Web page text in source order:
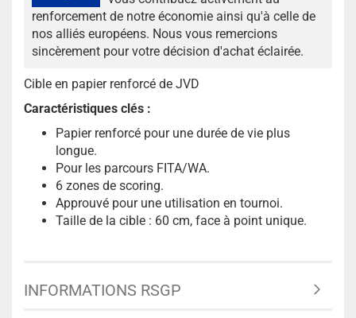
renforcement de notre économie ainsi qu'à celle de
nos alliés européens. Nous vous remercions
sincèrement pour votre décision d'achat éclairée.
Cible en papier renforcé de JVD
Caractéristiques clés :
Papier renforcé pour une durée de vie plus
longue.
Pour les parcours FITA/WA.
6 zones de scoring.
Approuvé pour une utilisation en tournoi.
Taille de la cible : 60 cm, face à point unique.
INFORMATIONS RSGP